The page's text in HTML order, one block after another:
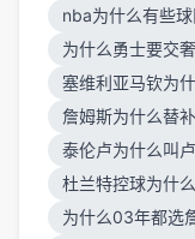
nba为什么有些
为什么勇士要交
塞维利亚马钦为
詹姆斯为什么替
泰伦卢为什么叫
杜兰特控球为什
为什么03年都选